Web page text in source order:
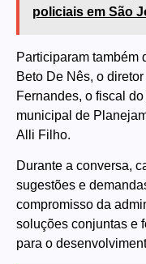
policiais em São
Participaram também
Beto De Nês, o
Fernandes, o fiscal
municipal de
Alli Filho.
Durante a conversa,
sugestões e
compromisso da
soluções conjuntas e
para o